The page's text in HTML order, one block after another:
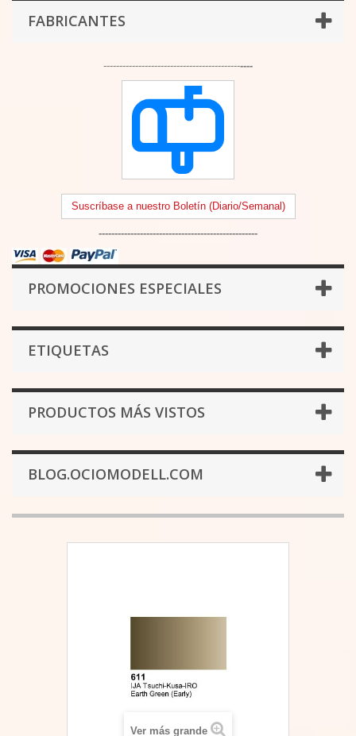
FABRICANTES
-----------------------------------------------
Suscríbase a nuestro Boletín (Diario/Semanal)
--------------------------------------------------
PROMOCIONES ESPECIALES
ETIQUETAS
PRODUCTOS MÁS VISTOS
BLOG.OCIOMODELL.COM
Ver más grande